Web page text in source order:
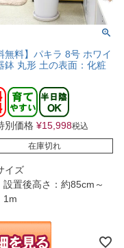
無料】パキラ 8号 ホワイ
鉢 丸形 土の表面：化粧
別価格 ¥15,998税込
在庫切れ
イズ
設置後高さ：約85cm～
1m